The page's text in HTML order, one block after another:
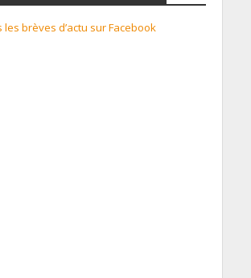
les brèves d’actu sur Facebook